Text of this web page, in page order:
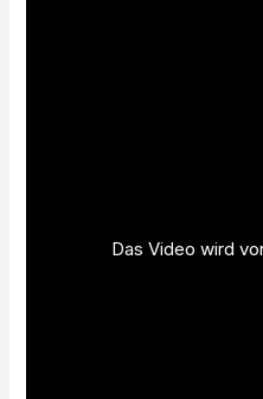
Das Video wird